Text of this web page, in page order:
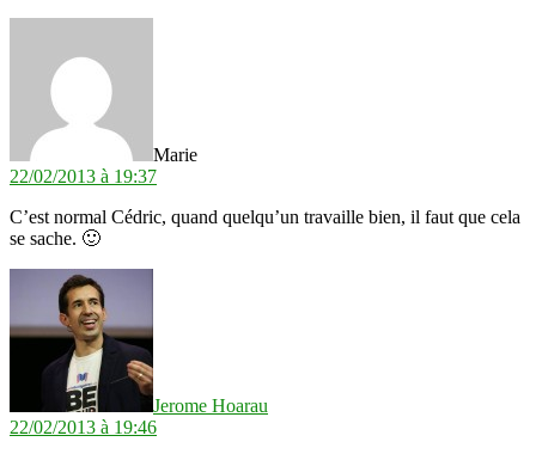
Marie
22/02/2013 à 19:37
C’est normal Cédric, quand quelqu’un travaille bien, il faut que cela
se sache. 🙂
Jerome Hoarau
22/02/2013 à 19:46